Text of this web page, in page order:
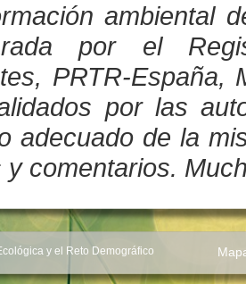
ambiental
por el
PRTR-España,
por las
adecuado de la
y comentarios.
y el Reto Demográfico